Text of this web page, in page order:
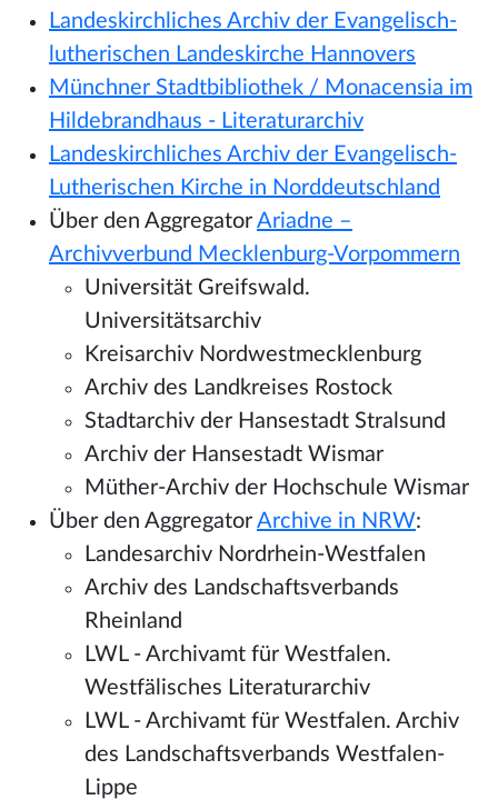
Landeskirchliches Archiv der Evangelisch-
lutherischen Landeskirche Hannovers
Münchner Stadtbibliothek / Monacensia im
Hildebrandhaus - Literaturarchiv
Landeskirchliches Archiv der Evangelisch-
Lutherischen Kirche in Norddeutschland
Über den Aggregator Ariadne –
Archivverbund Mecklenburg-Vorpommern
Universität Greifswald.
Universitätsarchiv
Kreisarchiv Nordwestmecklenburg
Archiv des Landkreises Rostock
Stadtarchiv der Hansestadt Stralsund
Archiv der Hansestadt Wismar
Müther-Archiv der Hochschule Wismar
Über den Aggregator Archive in NRW:
Landesarchiv Nordrhein-Westfalen
Archiv des Landschaftsverbands
Rheinland
LWL - Archivamt für Westfalen.
Westfälisches Literaturarchiv
LWL - Archivamt für Westfalen. Archiv
des Landschaftsverbands Westfalen-
Lippe